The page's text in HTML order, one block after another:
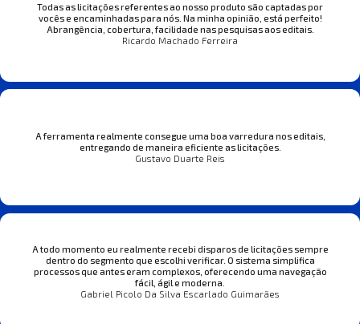
Todas as licitações referentes ao nosso produto são captadas por
vocês e encaminhadas para nós. Na minha opinião, está perfeito!
Abrangência, cobertura, facilidade nas pesquisas aos editais.
Ricardo Machado Ferreira
A ferramenta realmente consegue uma boa varredura nos editais,
entregando de maneira eficiente as licitações.
Gustavo Duarte Reis
A todo momento eu realmente recebi disparos de licitações sempre
dentro do segmento que escolhi verificar. O sistema simplifica
processos que antes eram complexos, oferecendo uma navegação
fácil, ágil e moderna.
Gabriel Picolo Da Silva Escarlado Guimarães